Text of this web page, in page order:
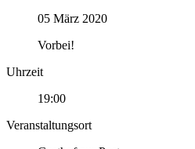
05 März 2020
Vorbei!
Uhrzeit
19:00
Veranstaltungsort